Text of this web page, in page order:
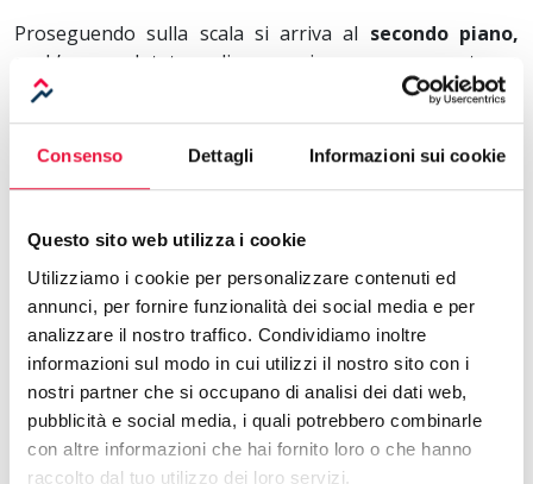
Consenso Dettagli Informazioni sui cookie
Questo sito web utilizza i cookie
Utilizziamo i cookie per personalizzare contenuti ed
annunci, per fornire funzionalità dei social media e per
analizzare il nostro traffico. Condividiamo inoltre
informazioni sul modo in cui utilizzi il nostro sito con i
nostri partner che si occupano di analisi dei dati web,
pubblicità e social media, i quali potrebbero combinarle
con altre informazioni che hai fornito loro o che hanno
raccolto dal tuo utilizzo dei loro servizi.
Proseguendo sulla scala si arriva al secondo piano,
anch’esso dotato di proprio accesso esterno
indipendente e lungo corridoio sul quale si affacciano
due bagni con finestre e tre camere da letto con finestre
e di cui due dotate di ripostiglio guardaroba. Il soffitto
del secondo piano è notevolmente alto per cui le camere
spiovente con travi.
Il prezzo proposto è pari ad € 600.000,00 ed è
comprensivo di tutti gli arredi e suppellettili (di pregio e
valore).
Vi è la possibilità di comprare l'immobile privo di arredi
al prezzo di € 550.000,00.
Per ulteriori informazioni sull’immobile e sulla vendita,